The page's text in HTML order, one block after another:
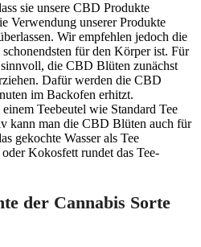
sie unsere CBD Produkte
Verwendung unserer Produkte
Wir empfehlen jedoch die
für den Körper ist. Für
die CBD Blüten zunächst
Dafür werden die CBD
im Backofen erhitzt.
Teebeutel wie Standard Tee
kann man die CBD Blüten auch für
gekochte Wasser als Tee
Kokosfett rundet das Tee-
der Cannabis Sorte